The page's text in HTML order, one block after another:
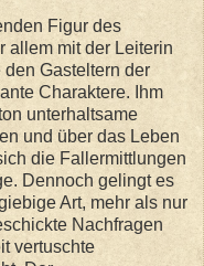
Figur des
allem mit der Leiterin
Gasteltern der
Charaktere. Ihm
unterhaltsame
und über das Leben
die Fallermittlungen
Dennoch gelingt es
Art, mehr als nur
Nachfragen
vertuschte